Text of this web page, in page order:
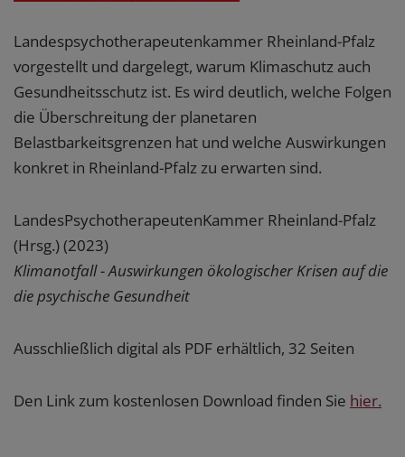
Landespsychotherapeutenkammer Rheinland-Pfalz
vorgestellt und dargelegt, warum Klimaschutz auch
Gesundheitsschutz ist. Es wird deutlich, welche Folgen
die Überschreitung der planetaren
Belastbarkeitsgrenzen hat und welche Auswirkungen
konkret in Rheinland-Pfalz zu erwarten sind.
LandesPsychotherapeutenKammer Rheinland-Pfalz
(Hrsg.) (2023)
Klimanotfall - Auswirkungen ökologischer Krisen auf die
die psychische Gesundheit
Ausschließlich digital als PDF erhältlich, 32 Seiten
Den Link zum kostenlosen Download finden Sie hier.